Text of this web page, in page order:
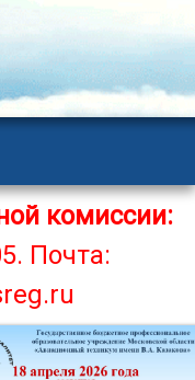
комиссии:
Почта: